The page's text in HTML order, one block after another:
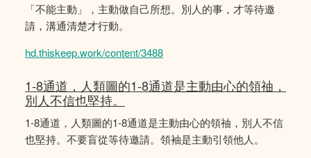
「不能主動」，主動做自己所想。別人的事，才等待邀
請，溝通清楚才行動。
hd.thiskeep.work/content/3488
1-8通道，人類圖的1-8通道是主動由心的領䄂，
別人不信也堅持。
1-8通道，人類圖的1-8通道是主動由心的領䄂，別人不信
也堅持。不要盲從等待邀請。領袖是主動引領他人。